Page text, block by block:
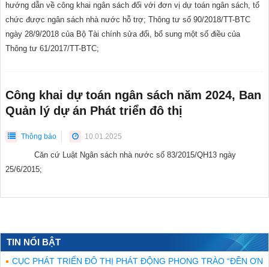
hướng dẫn về công khai ngân sách đối với đơn vị dự toán ngân sách, tổ
chức được ngân sách nhà nước hỗ trợ; Thông tư số 90/2018/TT-BTC
ngày 28/9/2018 của Bộ Tài chính sửa đổi, bổ sung một số điều của
Thông tư 61/2017/TT-BTC;
Công khai dự toán ngân sách năm 2024, Ban
Quản lý dự án Phát triển đô thị
Thông báo 10.01.2025
Căn cứ Luật Ngân sách nhà nước số 83/2015/QH13 ngày
25/6/2015;
TIN NỔI BẬT
CỤC PHÁT TRIỂN ĐÔ THỊ PHÁT ĐỘNG PHONG TRÀO “ĐỀN ƠN